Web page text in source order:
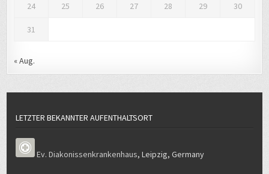
24 25 26 27 28 29 30
31
« Aug.
LETZTER BEKANNTER AUFENTHALTSORT
Ev. Diakonissenkrankenhaus,Leipzig,Germany